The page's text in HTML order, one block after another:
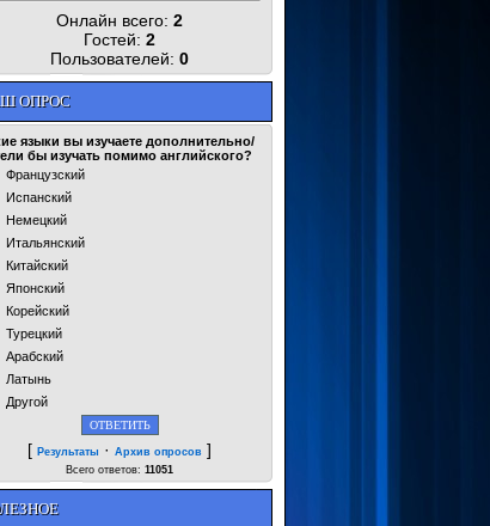
Онлайн всего: 2
Гостей: 2
Пользователей: 0
ОПРОС
языки вы изучаете дополнительно/
бы изучать помимо английского?
Французский
Испанский
Немецкий
Итальянский
Китайский
Японский
Корейский
Турецкий
Арабский
Латынь
Другой
[ Результаты · Архив опросов ]
Всего ответов: 11051